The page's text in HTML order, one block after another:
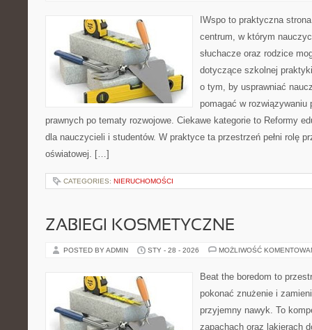
IWspo to praktyczna
centrum, w którym
słuchacze oraz rodzice
dotyczące szkolnej
o tym, by usprawniać
pomagać w rozwiązywaniu
prawnych po tematy rozwojowe. Ciekawe kategorie to Reformy
dla nauczycieli i studentów. W praktyce ta przestrzeń pełni rolę
oświatowej. […]
CATEGORIES: NIERUCHOMOŚCI
ZABIEGI KOSMETYCZNE
POSTED BY ADMIN STY - 28 - 2026 MOŻLIWOŚĆ
Beat the boredom to
pokonać znużenie i
przyjemny nawyk. To
zapachach oraz lakierach